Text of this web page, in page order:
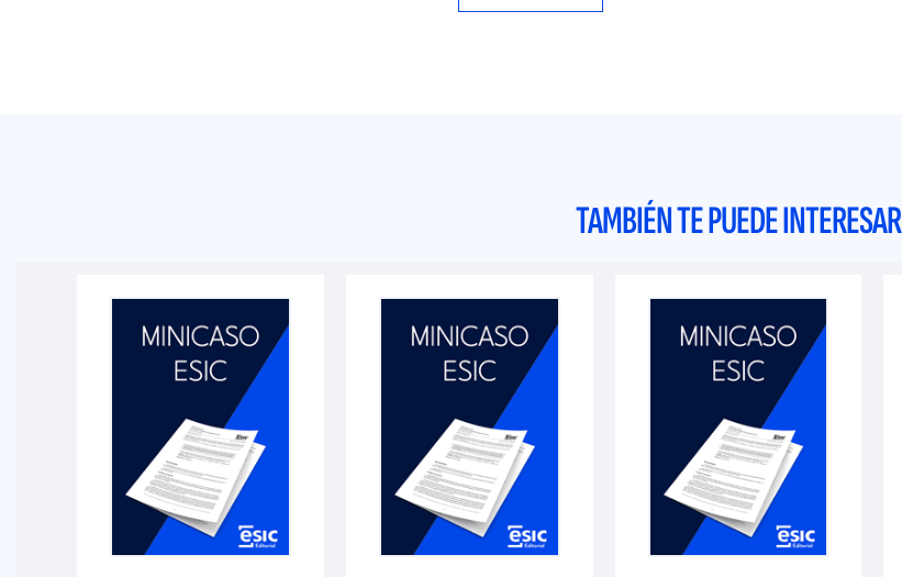
TAMBIÉN TE PUEDE INTERESAR